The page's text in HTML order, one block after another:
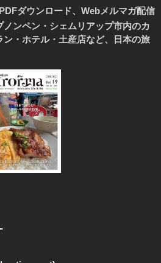
ダウンロード、Webメルマガ配信
ノンペン・シェムリアップ市内のカ
ン・ホテル・土産店など、日本の旅